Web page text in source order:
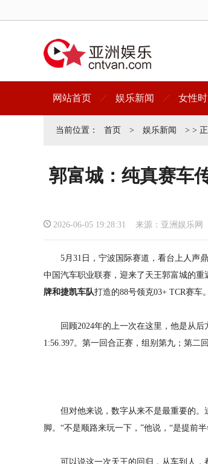
网站首页 娱乐新闻 女性
当前位置： 首页 > 娱乐新闻 > >
郭富城：纯真赛车
2026-06-05 19:28:31 来源：亚洲娱乐网
5月31日，宁波国际赛道，看台上人声
中国汽车职业联赛，迎来了天王郭富城的
牌和捷凯车队打造的88号领克03+ TCR赛车。
回顾2024年的上一次在这里，他是从
1:56.397。第一回合正赛，组别第九；第二
但对他来说，数字从来不是最重要的
脚。“不是顺路来玩一下，”他说，“是提前
可以说这一次天王的回归，从车到人